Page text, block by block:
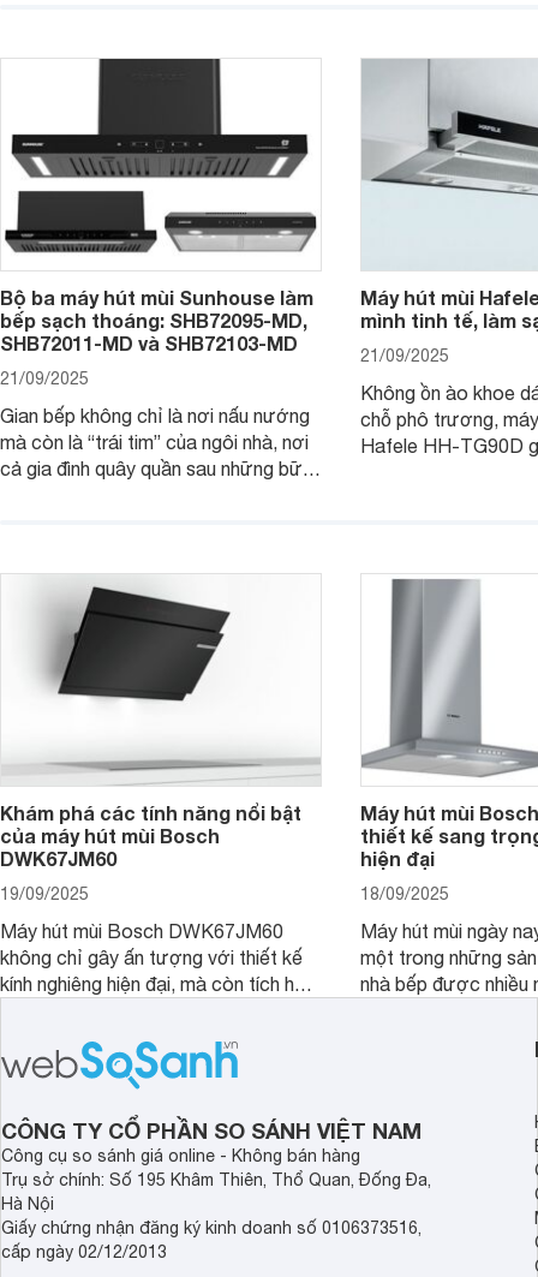
trong dòng máy hút mùi nhà Bosch là
sản phẩm máy hút mùi Bosch
Bộ ba máy hút mùi Sunhouse làm
bếp sạch thoáng: SHB72095-MD,
SHB72011-MD và SHB72103-MD
21/09/2025
Gian bếp không chỉ là nơi nấu nướng
mà còn là “trái tim” của ngôi nhà, nơi
cả gia đình quây quần sau những bữa
mùi Sunhouse SHB72095-MD,
SHB72011-MD và SHB72103-MD
phát huy sức mạnh.
Máy hút mùi
mình tinh tế, làm
21/09/2025
Không ồn ào khoe
chỗ phô trương,
Hafele HH-TG90D
đi tìm hiểu chi tiết
Khám phá các tính năng nổi bật
của máy hút mùi Bosch
DWK67JM60
19/09/2025
Máy hút mùi Bosch DWK67JM60
không chỉ gây ấn tượng với thiết kế
kính nghiêng hiện đại, mà còn tích hợp
Đây chắc chắn sẽ là lựa chọn lý
tưởng cho không gian bếp hiện đại.
Máy hút mùi
thiết kế sang
hiện đại
18/09/2025
Máy hút mùi ngày
một trong những
nhà bếp được nhiều
là máy hút mùi
review chi tiết về
này nhé!
CÔNG TY CỔ PHẦN SO SÁNH VIỆT NAM
Công cụ so sánh giá online - Không bán hàng
Trụ sở chính: Số 195 Khâm Thiên, Thổ Quan, Đống Đa,
Hà Nội
Giấy chứng nhận đăng ký kinh doanh số 0106373516,
cấp ngày 02/12/2013